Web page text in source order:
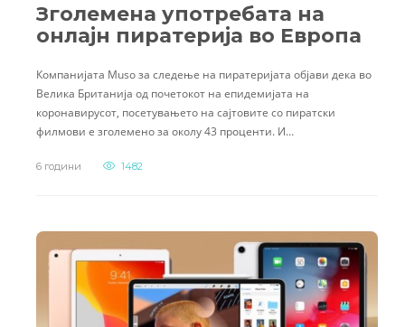
Зголемена употребата на
онлајн пиратерија во Европа
Компанијата Muso за следење на пиратеријата објави дека во
Велика Британија од почетокот на епидемијата на
коронавирусот, посетувањето на сајтовите со пиратски
филмови е зголемено за околу 43 проценти. И…
6 години 1482